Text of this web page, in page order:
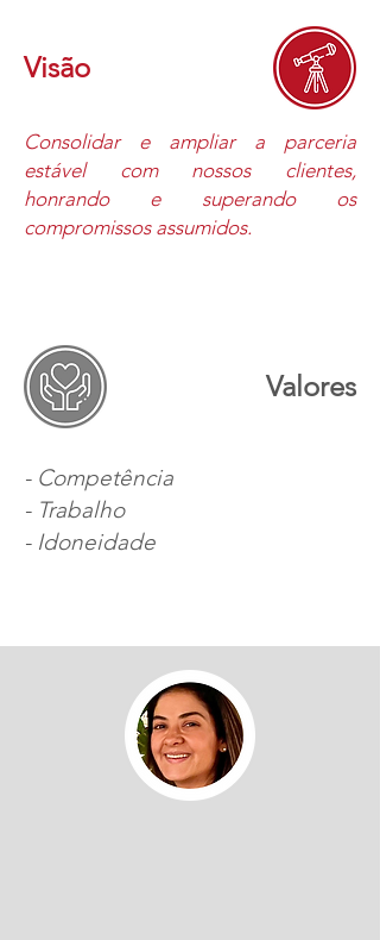
Visão
Consolidar e ampliar a parceria
estável com nossos clientes,
honrando e superando os
compromissos assumidos.
Valores
- Competência
- Trabalho
- Idoneidade